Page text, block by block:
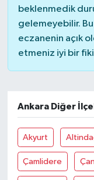
beklenmedik
gelemeyebilir.
eczanenin açık
etmeniz iyi bir
Ankara Diğer
Akyurt
Çamlidere